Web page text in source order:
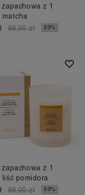
z 1
matcha
89,00 zł 20%
z 1
liść pomidora
89,00 zł 20%